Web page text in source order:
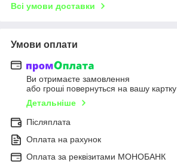
Всі умови доставки
Умови оплати
Ви отримаєте замовлення
або гроші повернуться на вашу картку
Детальніше
Післяплата
Оплата на рахунок
Оплата за реквізитами МОНОБАНК